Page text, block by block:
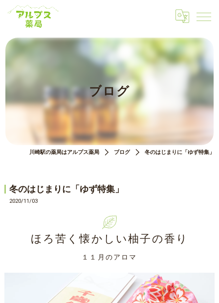
ブログ
川崎駅の薬局はアルプス薬局 ブログ 冬のはじまりに「ゆず特集」
冬のはじまりに「ゆず特集」
2020/11/03
１１月のアロマ
ほろ苦く懐かしい柚子の香り